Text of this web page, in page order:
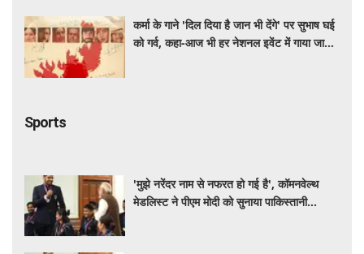
कर्मा के गाने 'दिल दिया है जान भी देंगे' पर सुभाष घई
को गर्व, कहा-आज भी हर नेशनल इवेंट में गाया जाता
Sports
'मुझे नरेंदर नाम से नफरत हो गई है', कॉमनवेल्थ
मेडलिस्ट ने पीएम मोदी को सुनाया पाकिस्तानी